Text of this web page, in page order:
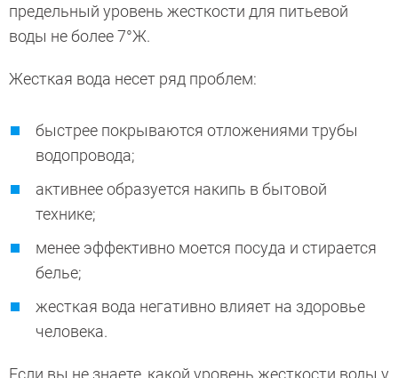
предельный уровень жесткости для питьевой
воды не более 7°Ж.
Жесткая вода несет ряд проблем:
быстрее покрываются отложениями трубы
водопровода;
активнее образуется накипь в бытовой
технике;
менее эффективно моется посуда и стирается
белье;
жесткая вода негативно влияет на здоровье
человека.
Если вы не знаете, какой уровень жесткости воды у